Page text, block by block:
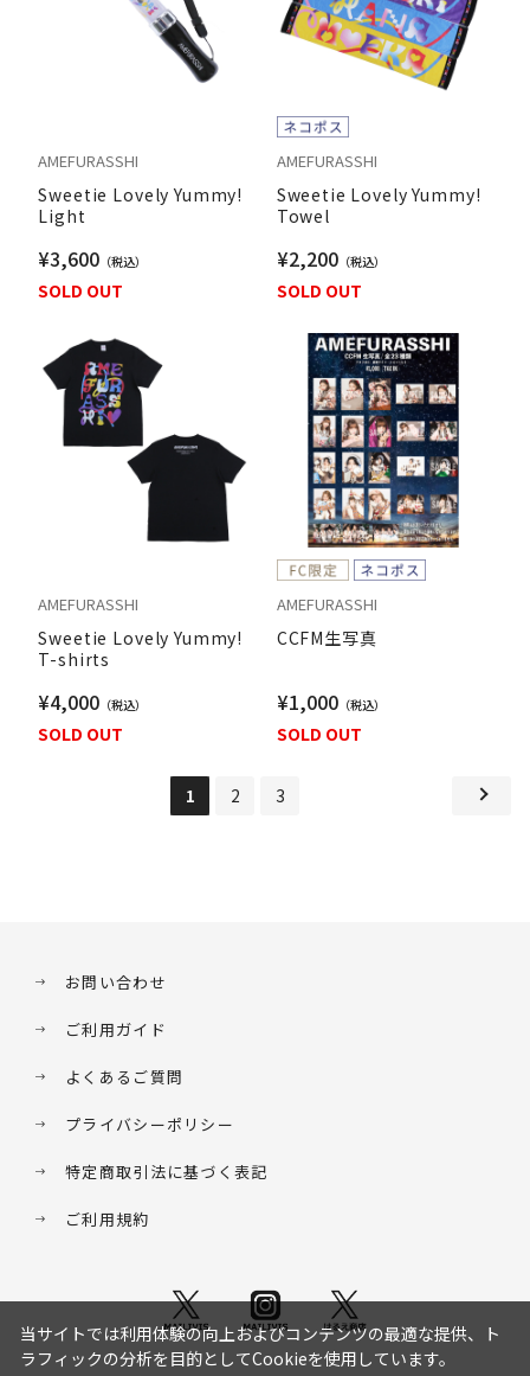
SOLD OUT
AMEFURASSHI
Sweetie Lovely Yummy!
Light
¥3,600
SOLD OUT
AMEFURASSHI
Sweetie Lovely Yummy!
Towel
¥2,200
SOLD OUT
AMEFURASSHI
Sweetie Lovely Yummy!
T-shirts
¥4,000
SOLD OUT
AMEFURASSHI
CCFM生写真
¥1,000
1 2 3
お問い合わせ
ご利用ガイド
よくあるご質問
プライバシーポリシー
特定商取引法に基づく表記
ご利用規約
当サイトでは利用体験の向上およびコンテンツの最適な提供、ト
ラフィックの分析を目的としてCookieを使用しています。